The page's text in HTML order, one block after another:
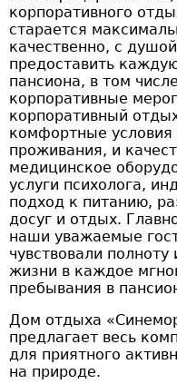
корпоративного
старается
качественно, с душой
предоставить
пансиона, в том числе
корпоративные
корпоративный
комфортные условия
проживания, и
медицинское
услуги психолога,
подход к питанию,
досуг и отдых.
наши уважаемые
чувствовали полноту
жизни в каждое
пребывания в
Дом отдыха
предлагает весь
для приятного
на природе.